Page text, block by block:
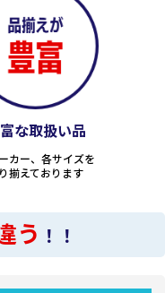
な取扱い品
カー、各サイズを
揃えております
う ！！